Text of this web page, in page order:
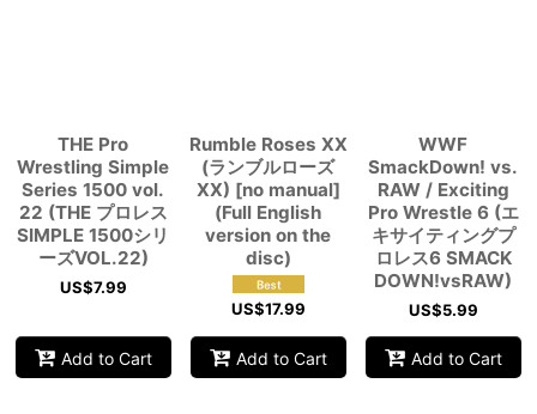
THE Pro
Wrestling Simple
Series 1500 vol.
22 (THE プロレス
SIMPLE 1500シリ
ーズVOL.22)
US$7.99
Add to Cart
Rumble Roses XX
(ランブルローズ
XX) [no manual]
(Full English
version on the
disc)
US$17.99
Add to Cart
WWF
SmackDown! vs.
RAW / Exciting
Pro Wrestle 6 (エ
キサイティングプ
ロレス6 SMACK
DOWN!vsRAW)
US$5.99
Add to Cart